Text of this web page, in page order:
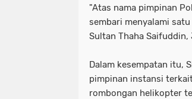
"Atas nama pimpinan
sembari menyalami
Sultan Thaha
Dalam kesempatan itu,
pimpinan instansi
rombongan helikopter